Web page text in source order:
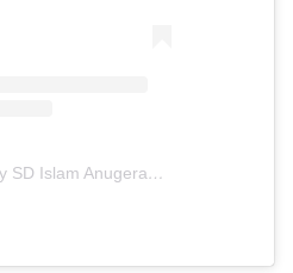
A post shared by SD Islam Anugerah Insani (@sdianugerahinsaniofficial)